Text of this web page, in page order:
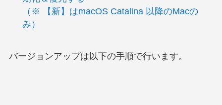
（※ 【新】はmacOS Catalina 以降のMacの
み）
バージョンアップは以下の手順で行います。